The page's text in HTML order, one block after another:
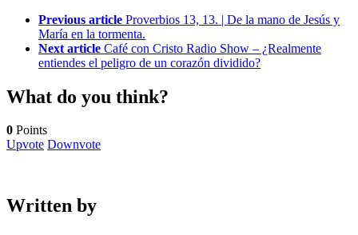
Previous article Proverbios 13, 13. | De la mano de Jesús y
María en la tormenta.
Next article Café con Cristo Radio Show – ¿Realmente
entiendes el peligro de un corazón dividido?
What do you think?
0 Points
Upvote Downvote
Written by